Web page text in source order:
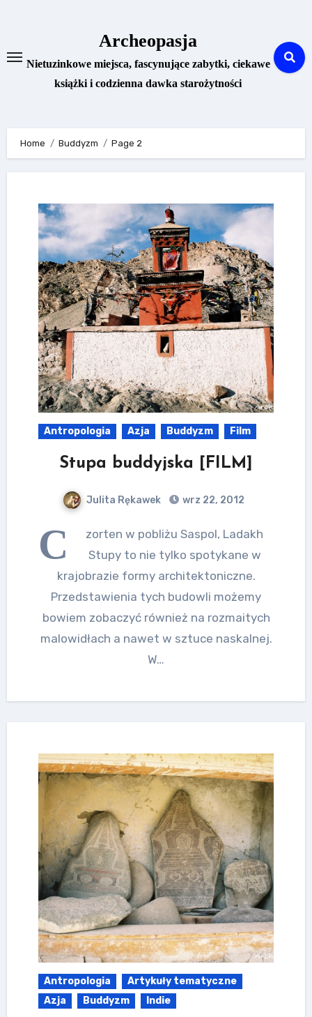
Archeopasja
Nietuzinkowe miejsca, fascynujące zabytki, ciekawe
książki i codzienna dawka starożytności
Home Buddyzm Page 2
Antropologia Azja Buddyzm Film
Stupa buddyjska [FILM]
Julita Rękawek wrz 22, 2012
C
zorten w pobliżu Saspol, Ladakh
Stupy to nie tylko spotykane w
krajobrazie formy architektoniczne.
Przedstawienia tych budowli możemy
bowiem zobaczyć również na rozmaitych
malowidłach a nawet w sztuce naskalnej.
W…
Antropologia
Artykuły tematyczne
Azja
Buddyzm Indie